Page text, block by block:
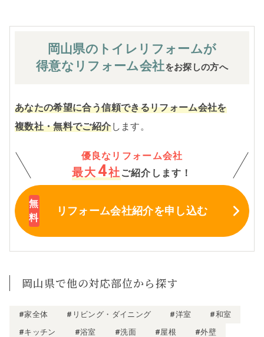
岡山県のトイレ リフォームが
得意なリフォーム会社をお探しの方へ
あなたの希望に合う信頼できるリフォーム会社を
複数社・無料でご紹介します。
優良なリフォーム会社
最大 4社 ご紹介します！
リフォーム会社紹介を申し込む
岡山県で他の対応部位から探す
#家全体 #リビング・ダイニング #洋室
#和室
#キッチン
#浴室 #洗面 #屋根
#外壁